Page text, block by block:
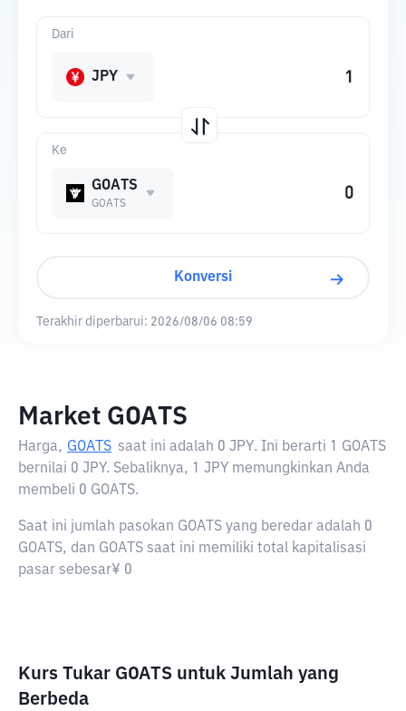
Ke
GOATS
GOATS
Dari
JPY
Konversi
Terakhir diperbarui: 2026/08/06 08:59
Market GOATS
Harga, GOATS saat ini adalah 0 JPY. Ini berarti 1 GOATS
bernilai 0 JPY. Sebaliknya, 1 JPY memungkinkan Anda
membeli 0 GOATS.
Saat ini jumlah pasokan GOATS yang beredar adalah 0
GOATS, dan GOATS saat ini memiliki total kapitalisasi
pasar sebesar¥ 0
Kurs Tukar GOATS untuk Jumlah yang
Berbeda